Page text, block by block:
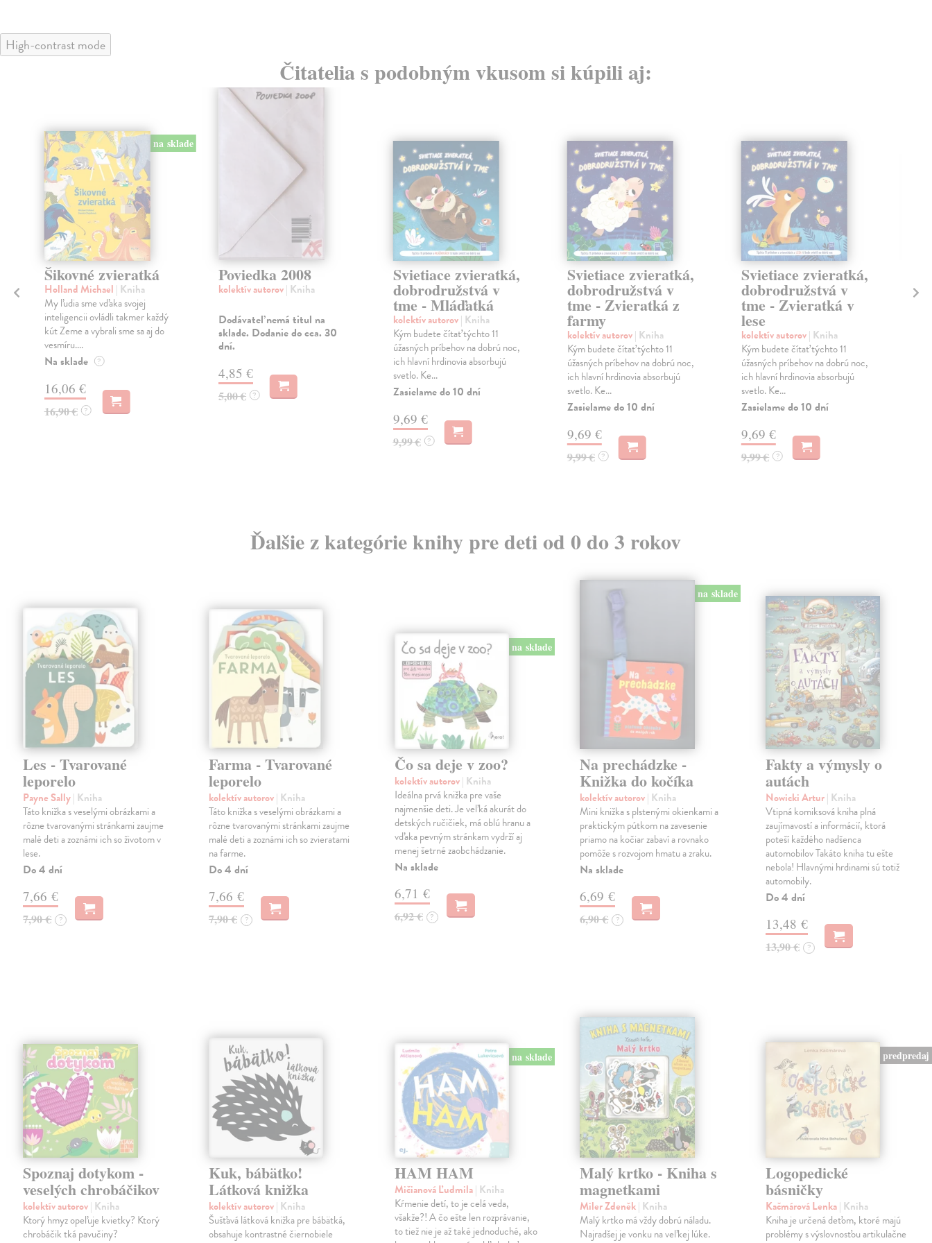
High-contrast mode
Čitatelia s podobným vkusom si kúpili aj:
na sklade
Šikovné zvieratká
Holland Michael | Kniha
My ľudia sme vďaka svojej
inteligencii ovládli takmer každý
kút Zeme a vybrali sme sa aj do
vesmíru....
Na sklade ?
16,06 €
16,90 € ?
Poviedka 2008
kolektív autorov| Kniha
Dodávateľ nemá titul na
sklade. Dodanie do cca. 30
dní.
4,85 €
5,00 € ?
Svietiace zvieratká,
dobrodružstvá v
tme - Mláďatká
kolektív autorov| Kniha
Kým budete čítať týchto 11
úžasných príbehov na dobrú noc,
ich hlavní hrdinovia absorbujú
svetlo. Ke...
Zasielame do 10 dní
9,69 €
9,99 € ?
Svietiace zvieratká,
dobrodružstvá v
tme - Zvieratká z
farmy
kolektív autorov| Kniha
Kým budete čítať týchto 11
úžasných príbehov na dobrú noc,
ich hlavní hrdinovia absorbujú
svetlo. Ke...
Zasielame do 10 dní
9,69 €
9,99 € ?
Svietiace zvieratká,
dobrodružstvá v
tme - Zvieratká v
lese
kolektív autorov| Kniha
Kým budete čítať týchto 11
úžasných príbehov na dobrú noc,
ich hlavní hrdinovia absorbujú
svetlo. Ke...
Zasielame do 10 dní
9,69 €
9,99 € ?
Ďalšie z kategórie knihy pre deti od 0 do 3 rokov
Les - Tvarované
leporelo
Payne Sally| Kniha
Táto knižka s veselými obrázkami a
rôzne tvarovanými stránkami zaujme
malé deti a zoznámi ich so životom v
lese.
Do 4 dní
7,66 €
7,90 € ?
Farma - Tvarované
leporelo
kolektív autorov| Kniha
Táto knižka s veselými obrázkami a
rôzne tvarovanými stránkami zaujme
malé deti a zoznámi ich so zvieratami
na farme.
Do 4 dní
7,66 €
7,90 € ?
na sklade
Čo sa deje v zoo?
kolektív autorov| Kniha
Ideálna prvá knižka pre vaše
najmenšie deti. Je veľká akurát do
detských ručičiek, má oblú hranu a
vďaka pevným stránkam vydrží aj
menej šetrné zaobchádzanie.
Na sklade
6,71 €
6,92 € ?
na sklade
Na prechádzke -
Knižka do kočíka
kolektív autorov| Kniha
Mini knižka s plstenými okienkami a
praktickým pútkom na zavesenie
priamo na kočiar zabaví a rovnako
pomôže s rozvojom hmatu a zraku.
Na sklade
6,69 €
6,90 € ?
Fakty a výmysly o
autách
Nowicki Artur| Kniha
Vtipná komiksová kniha plná
zaujímavostí a informácií, ktorá
poteší každého nadšenca
automobilov Takáto kniha tu ešte
nebola! Hlavnými hrdinami sú totiž
automobily.
Do 4 dní
13,48 €
13,90 € ?
Spoznaj dotykom -
veselých chrobáčikov
kolektív autorov| Kniha
Ktorý hmyz opeľuje kvietky? Ktorý
chrobáčik tká pavučiny?
Kuk, bábätko!
Látková knižka
kolektív autorov| Kniha
Šušťavá látková knižka pre bábätká,
obsahuje kontrastné čiernobiele
na sklade
HAM HAM
Mičianová Ľudmila| Kniha
Kŕmenie detí, to je celá veda,
všakže?! A čo ešte len rozprávanie,
to tiež nie je až také jednoduché, ako
Malý krtko - Kniha s
magnetkami
Miler Zdeněk| Kniha
Malý krtko má vždy dobrú náladu.
Najradšej je vonku na veľkej lúke.
predpredaj
Logopedické
básničky
Kačmárová Lenka| Kniha
Kniha je určená deťom, ktoré majú
problémy s výslovnosťou artikulačne